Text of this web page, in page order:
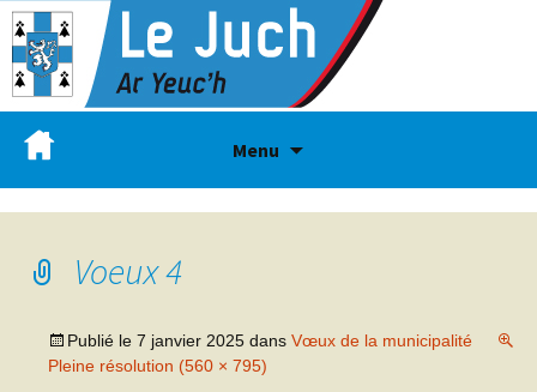
Menu
Voeux 4
Publié le 7 janvier 2025 dans Vœux de la municipalité
Pleine résolution (560 × 795)